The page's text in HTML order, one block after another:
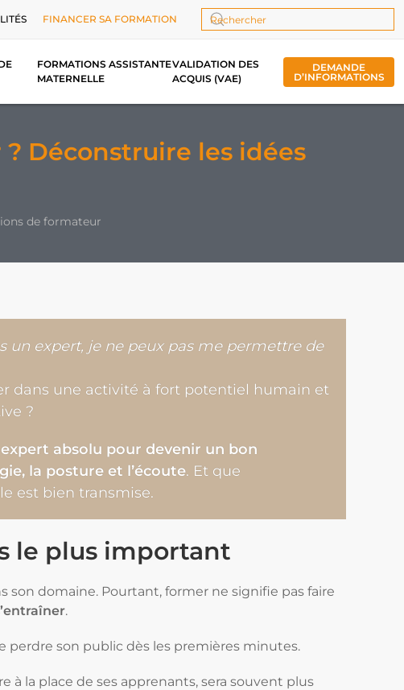
FINANCER SA FORMATION
FORMATIONS ASSISTANTE
MATERNELLE
VALIDATION DES
ACQUIS (VAE)
DEMANDE
D’INFORMATIONS
Déconstruire les idées
de formateur
un expert, je ne peux pas me permettre de
dans une activité à fort potentiel humain et
?
absolu pour devenir un bon
la posture et l’écoute. Et que
est bien transmise.
le plus important
domaine. Pourtant, former ne signifie pas faire
.
son public dès les premières minutes.
à la place de ses apprenants, sera souvent plus